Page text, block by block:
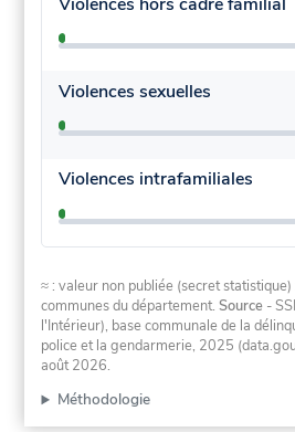
Violences sexuelles
Violences intrafamiliales
≈ : valeur non publiée (secret
communes du département.Source -
l'Intérieur), base communale de la
police et la gendarmerie, 2025
août 2026.
Méthodologie